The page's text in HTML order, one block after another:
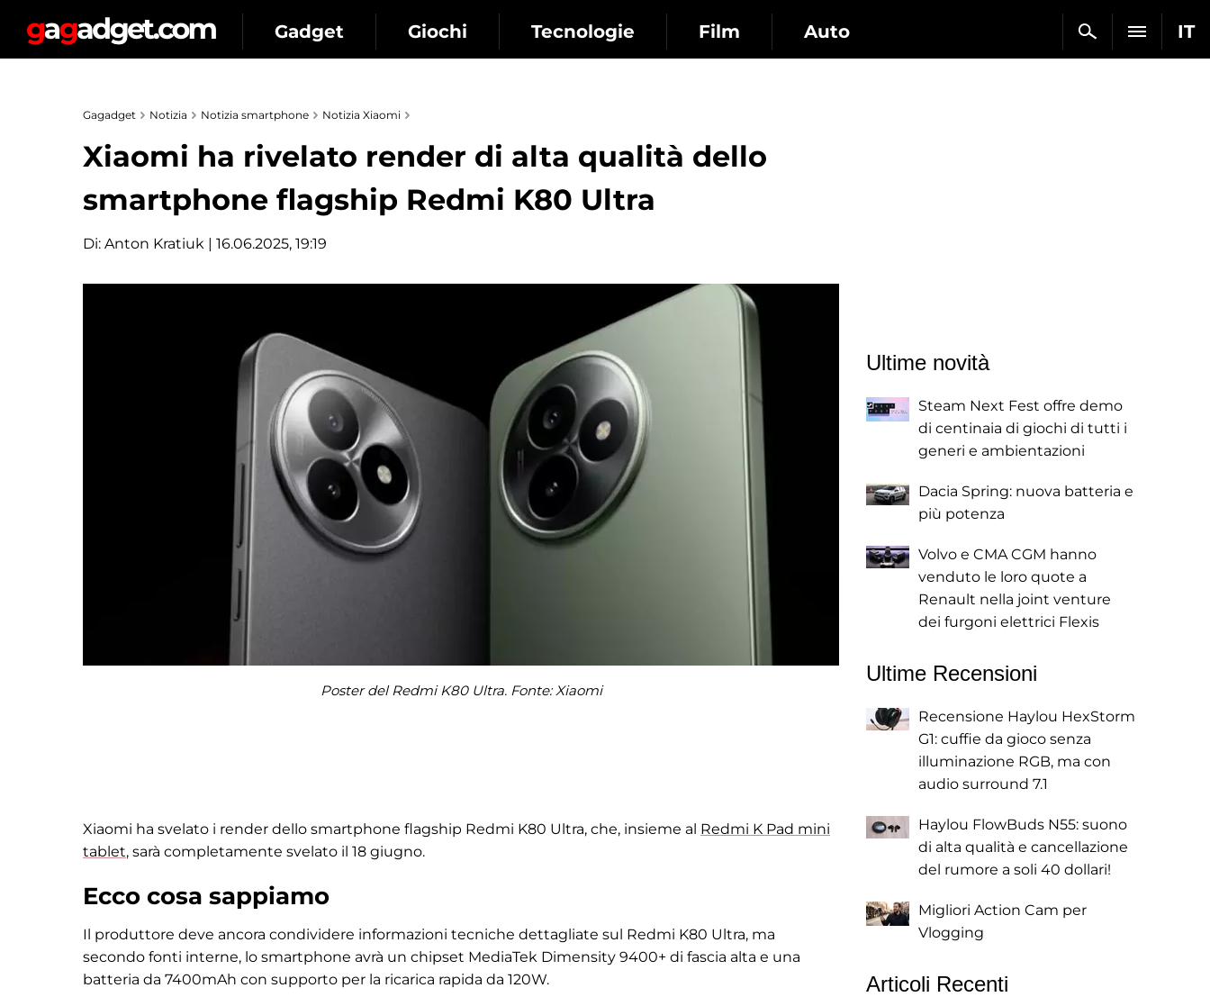
IT
Gadget Giochi Tecnologie Film Auto
Gagadget Notizia Notizia smartphone Notizia Xiaomi
Xiaomi ha rivelato render di alta qualità dello
smartphone flagship Redmi K80 Ultra
Di: Anton Kratiuk | 16.06.2025, 19:19
Poster del Redmi K80 Ultra. Fonte: Xiaomi
Xiaomi ha svelato i render dello smartphone flagship Redmi K80 Ultra, che, insieme al Redmi K Pad mini
tablet, sarà completamente svelato il 18 giugno.
Ecco cosa sappiamo
Il produttore deve ancora condividere informazioni tecniche dettagliate sul Redmi K80 Ultra, ma
secondo fonti interne, lo smartphone avrà un chipset MediaTek Dimensity 9400+ di fascia alta e una
batteria da 7400mAh con supporto per la ricarica rapida da 120W.
Ultime novità
Steam Next Fest offre demo
di centinaia di giochi di tutti i
generi e ambientazioni
Dacia Spring: nuova batteria e
più potenza
Volvo e CMA CGM hanno
venduto le loro quote a
Renault nella joint venture
dei furgoni elettrici Flexis
Ultime Recensioni
Recensione Haylou HexStorm
G1: cuffie da gioco senza
illuminazione RGB, ma con
audio surround 7.1
Haylou FlowBuds N55: suono
di alta qualità e cancellazione
del rumore a soli 40 dollari!
Migliori Action Cam per
Vlogging
Articoli Recenti